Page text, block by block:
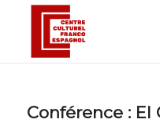
Conférence : El